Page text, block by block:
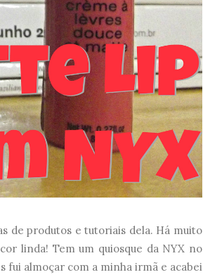
de produtos e tutoriais dela. Há muito
linda! Tem um quiosque da NYX no
fui almoçar com a minha irmã e acabei